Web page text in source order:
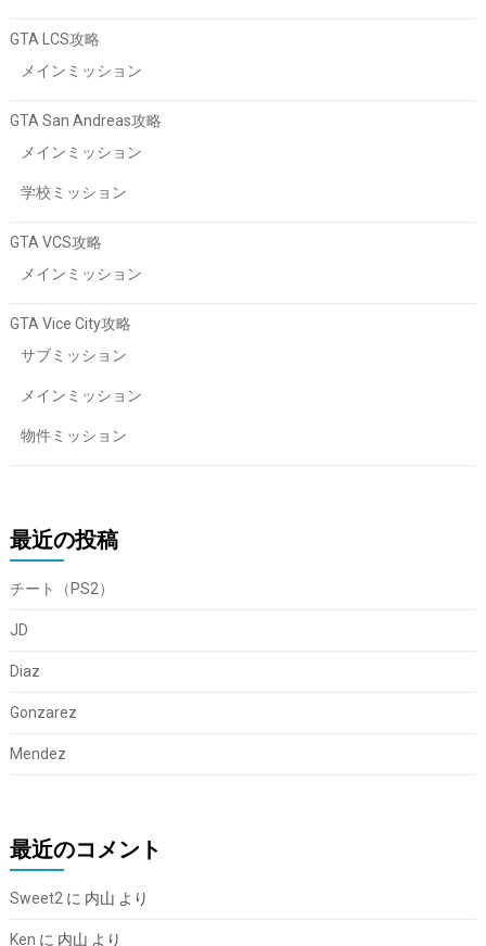
GTA LCS攻略
メインミッション
GTA San Andreas攻略
メインミッション
学校ミッション
GTA VCS攻略
メインミッション
GTA Vice City攻略
サブミッション
メインミッション
物件ミッション
最近の投稿
チート（PS2）
JD
Diaz
Gonzarez
Mendez
最近のコメント
Sweet2 に 内山 より
Ken に 内山 より